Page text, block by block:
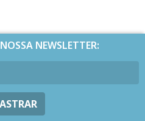
NEWSLETTER: